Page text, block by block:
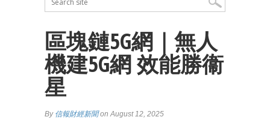
區塊鏈5G網｜無人
機建5G網 效能勝衞
星
By 信報財經新聞on August 12, 2025